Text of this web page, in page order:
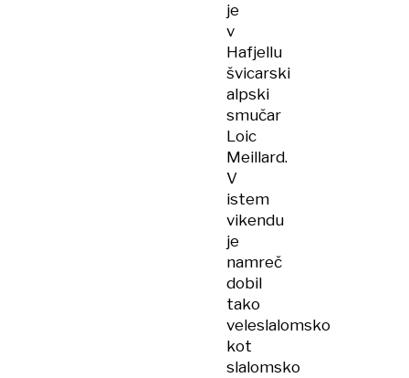
je
v
Hafjellu
švicarski
alpski
smučar
Loic
Meillard.
V
istem
vikendu
je
namreč
dobil
tako
veleslalomsko
kot
slalomsko